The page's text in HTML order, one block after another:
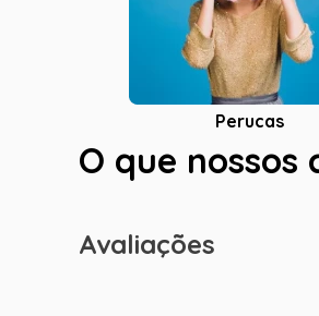
Perucas
O que
Avaliações